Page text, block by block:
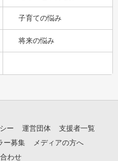
子育ての悩み
将来の悩み
ー 運営団体
支援者一覧
ー募集
メディアの方へ
わせ